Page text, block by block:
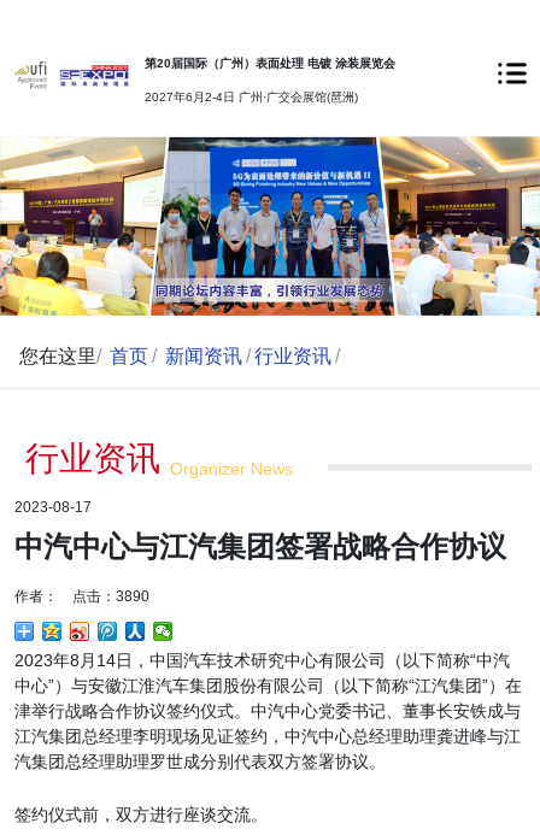
第20届国际（广州）表面处理 电镀 涂装展览会
2027年6月2-4日 广州·广交会展馆(琶洲)
您在这里/ 首页 / 新闻资讯 /行业资讯 /
行业资讯 Organizer News
2023-08-17
中汽中心与江汽集团签署战略合作协议
作者： 点击：3890
2023年8月14日，中国汽车技术研究中心有限公司（以下简称“中汽
中心”）与安徽江淮汽车集团股份有限公司（以下简称“江汽集团”）在
津举行战略合作协议签约仪式。中汽中心党委书记、董事长安铁成与
江汽集团总经理李明现场见证签约，中汽中心总经理助理龚进峰与江
汽集团总经理助理罗世成分别代表双方签署协议。
签约仪式前，双方进行座谈交流。